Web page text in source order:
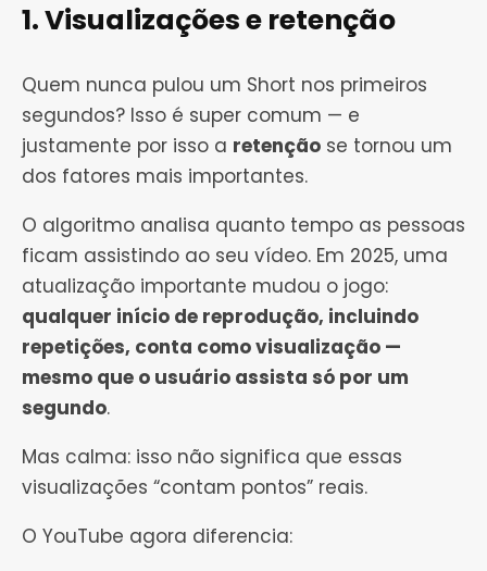
1. Visualizações e retenção
Quem nunca pulou um Short nos primeiros
segundos? Isso é super comum — e
justamente por isso a retenção se tornou um
dos fatores mais importantes.
O algoritmo analisa quanto tempo as pessoas
ficam assistindo ao seu vídeo. Em 2025, uma
atualização importante mudou o jogo:
qualquer início de reprodução, incluindo
repetições, conta como visualização —
mesmo que o usuário assista só por um
segundo.
Mas calma: isso não significa que essas
visualizações “contam pontos” reais.
O YouTube agora diferencia: